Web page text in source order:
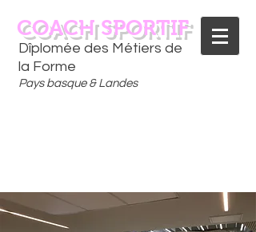
Dîplomée des Métiers de
la Forme
Pays basque & Landes
COACH SPORTIF